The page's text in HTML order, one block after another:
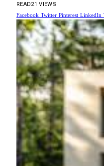
READ21VIEWS
Facebook Twitter Pinterest LinkedIn